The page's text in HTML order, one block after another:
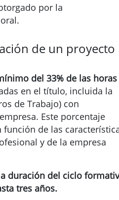
por la
de un proyecto
del 33% de las horas
en el título, incluida la
de Trabajo) con
Este porcentaje
de las
y de la empresa
duración del ciclo
tres años.